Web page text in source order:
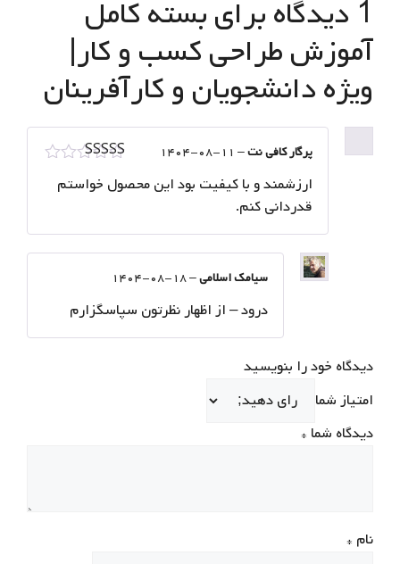
1 دیدگاه برای بسته کامل
آموزش طراحی کسب و کار|
ویژه دانشجویان و کارآفرینان
پرگار کافی نت– ۱۴۰۴-۰۸-۱۱
ارزشمند و با کیفیت بود این محصول خواستم
قدردانی کنم.
سيامك اسلامي–۱۴۰۴-۰۸-۱۸
درود – از اظهار نظرتون سپاسگزارم
دیدگاه خود را بنویسید
امتیاز شما
دیدگاه شما *
نام *